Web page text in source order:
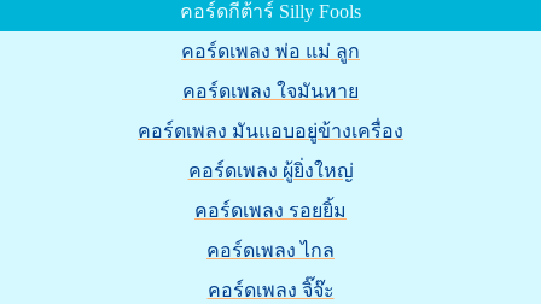
คอร์ดกีต้าร์ Silly Fools
คอร์ดเพลง พ่อ แม่ ลูก
คอร์ดเพลง ใจมันหาย
คอร์ดเพลง มันแอบอยู่ข้างเครื่อง
คอร์ดเพลง ผู้ยิ่งใหญ่
คอร์ดเพลง รอยยิ้ม
คอร์ดเพลง ไกล
คอร์ดเพลง จิ๊จ๊ะ